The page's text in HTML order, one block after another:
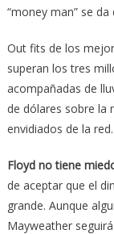
“money man” se
Out fits de los
superan los tres
acompañadas de
de dólares sobre la
envidiados de la red.
Floyd no tiene
de aceptar que el
grande. Aunque
Mayweather